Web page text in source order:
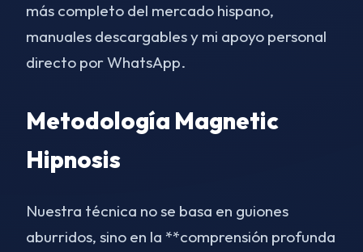
más completo del mercado hispano,
manuales descargables y mi apoyo personal
directo por WhatsApp.
Metodología Magnetic
Hipnosis
Nuestra técnica no se basa en guiones
aburridos, sino en la **comprensión profunda